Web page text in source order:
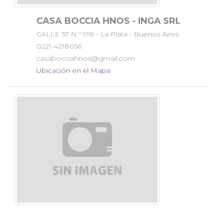
CASA BOCCIA HNOS - INGA SRL
CALLE 57 N º 918 - La Plata - Buenos Aires
0221-4218056
casabocciahnos@gmail.com
Ubicación en el Mapa